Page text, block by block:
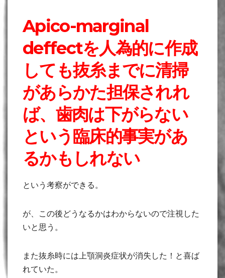
Apico-marginal
deffectを人為的に作成
しても抜糸までに清掃
があらかた担保されれ
ば、歯肉は下がらない
という臨床的事実があ
るかもしれない
という考察ができる。
が、この後どうなるかはわからないので注視した
いと思う。
また抜糸時には上顎洞炎症状が消失した！と喜ば
れていた。